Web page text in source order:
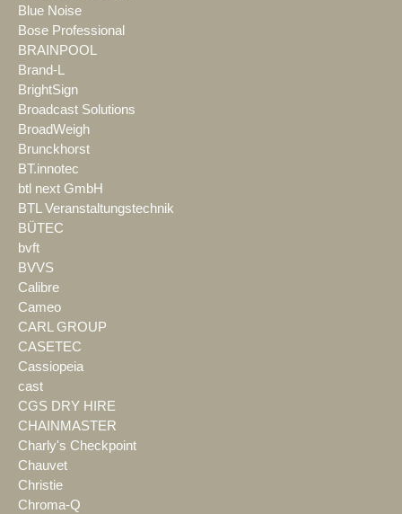
Blue Noise
Bose Professional
BRAINPOOL
Brand-L
BrightSign
Broadcast Solutions
BroadWeigh
Brunckhorst
BT.innotec
btl next GmbH
BTL Veranstaltungstechnik
BÜTEC
bvft
BVVS
Calibre
Cameo
CARL GROUP
CASETEC
Cassiopeia
cast
CGS DRY HIRE
CHAINMASTER
Charly's Checkpoint
Chauvet
Christie
Chroma-Q